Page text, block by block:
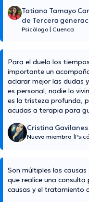
Tatiana Tamayo
de Tercera
Psicólogo
Cuenca
Para el duelo los
importante un
aclarar mejor las dudas
es personal, nadie lo
es la tristeza profunda,
acudas a terapia para
Cristina Gavilanes
Nuevo miembro
Son múltiples las
que realice una
causas y el tratamiento